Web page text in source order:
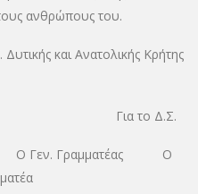
ανθρώπους του.
και Ανατολικής Κρήτης
το Δ.Σ.
Γραμματέας Ο